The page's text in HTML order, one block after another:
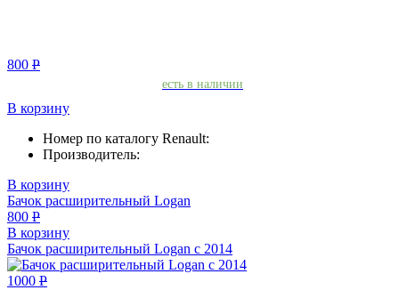
800 Р
есть в наличии
В корзину
Номер по каталогу Renault:
Производитель:
В корзину
Бачок расширительный Logan
800 Р
В корзину
Бачок расширительный Logan с 2014
1000 Р